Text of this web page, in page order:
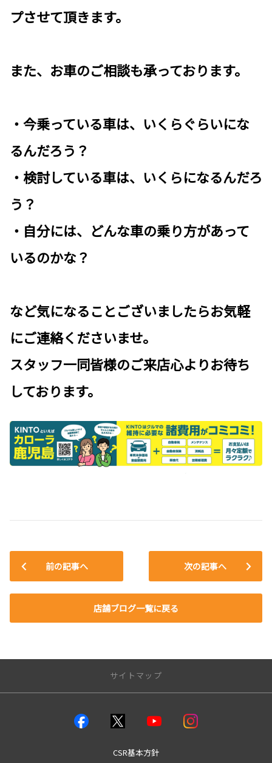
プさせて頂きます。
また、お車のご相談も承っております。
・今乗っている車は、いくらぐらいにな
るんだろう？
・検討している車は、いくらになるんだろ
う？
・自分には、どんな車の乗り方があって
いるのかな？
など気になることございましたらお気軽
にご連絡くださいませ。
スタッフ一同皆様のご来店心よりお待ち
しております。
前の記事へ
店舗ブログ一覧に戻る
次の記事へ
サイトマップ
CSR基本方針